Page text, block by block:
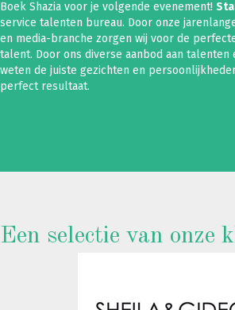
Boek Shazia voor je volgende evenement!
service talenten bureau. Door onze
en media-branche zorgen wij voor de
talent. Door ons diverse aanbod aan talenten
weten de juiste gezichten en
perfect resultaat.
Een selectie van onze